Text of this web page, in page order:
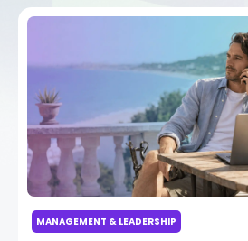
MANAGEMENT & LEADERSHIP